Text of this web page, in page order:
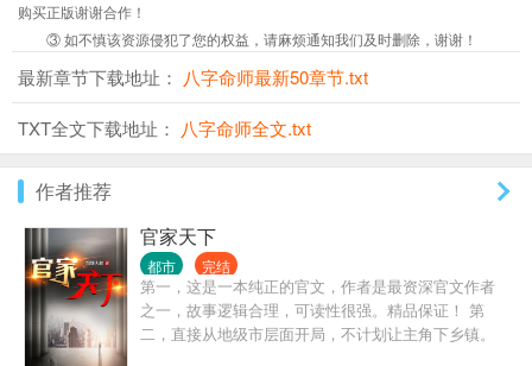
购买正版谢谢合作！
③ 如不慎该资源侵犯了您的权益，请麻烦通知我们及时删除，谢谢！
最新章节下载地址： 八字命师最新50章节.txt
TXT全文下载地址： 八字命师全文.txt
作者推荐
官家天下
都市 完结
第一，这是一本纯正的官文，作者是最资深官文作者
之一，故事逻辑合理，可读性很强。精品保证！ 第
二，直接从地级市层面开局，不计划让主角下乡镇。